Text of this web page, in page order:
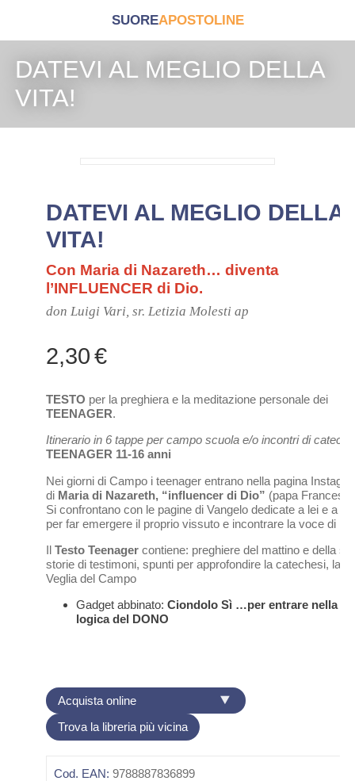
SUOREAPOSTOLINE
DATEVI AL MEGLIO DELLA
VITA!
DATEVI AL MEGLIO DELLA
VITA!
Con Maria di Nazareth… diventa
l’INFLUENCER di Dio.
don Luigi Vari, sr. Letizia Molesti ap
2,30€
TESTO per la preghiera e la meditazione personale dei
TEENAGER.
Itinerario in 6 tappe per campo scuola e/o incontri di
TEENAGER 11-16 anni
Nei giorni di Campo i teenager entrano nella pagina
di Maria di Nazareth, “influencer di Dio” (papa
Si confrontano con le pagine di Vangelo dedicate a lei e a
per far emergere il proprio vissuto e incontrare la voce di
Il Testo Teenagercontiene: preghiere del mattino e della
storie di testimoni, spunti per approfondire la catechesi, la
Veglia del Campo
Gadget abbinato: Ciondolo Sì …per entrare nella
logica del DONO
Cod. EAN:9788887836899
Trova la libreria più vicina